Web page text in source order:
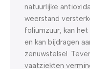
natuurlijke
weerstand
foliumzuur, kan
en kan bijdragen
zenuwstelsel.
vaatziekten